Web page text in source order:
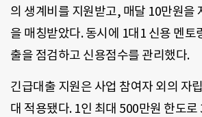
의 생계비를 지원받고, 매달 10만원을
을 매칭받았다. 동시에 1대1 신용 멘토
출을 점검하고 신용점수를 관리했다.
긴급대출 지원은 사업 참여자 외의 자
대 적용됐다. 1인 최대 500만원 한도